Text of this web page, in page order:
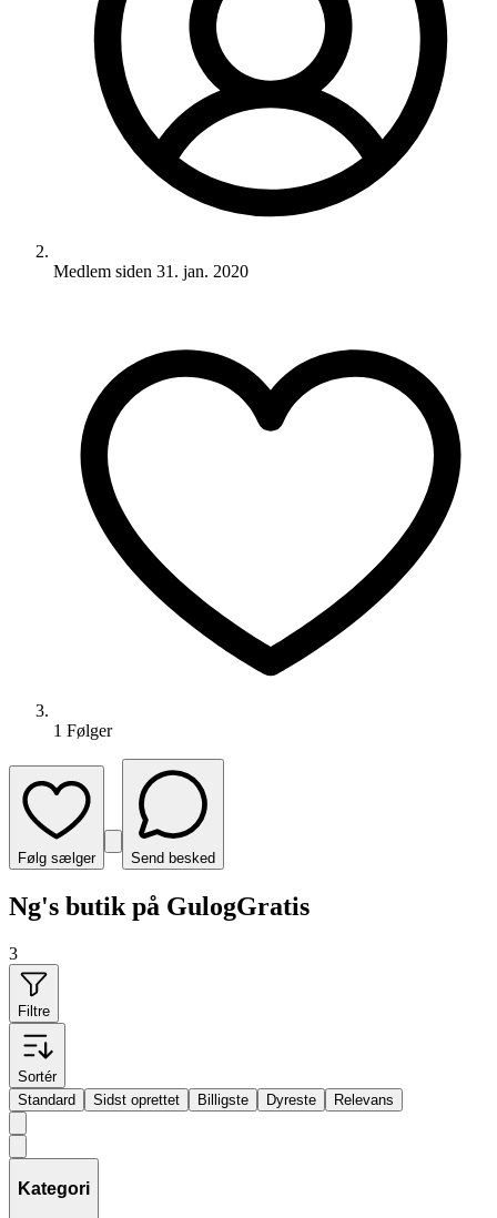
Medlem siden 31. jan. 2020
1 Følger
Følg sælger Send besked
Ng's butik på GulogGratis
3
Filtre
Sortér
Standard
Sidst oprettet Billigste Dyreste Relevans
Kategori